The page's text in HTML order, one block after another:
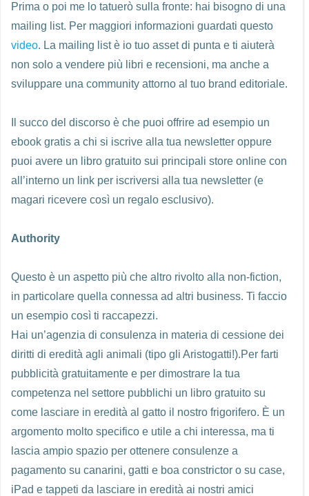
Prima o poi me lo tatuerò sulla fronte: hai bisogno di una
mailing list. Per maggiori informazioni guardati questo
video. La mailing list è io tuo asset di punta e ti aiuterà
non solo a vendere più libri e recensioni, ma anche a
sviluppare una community attorno al tuo brand editoriale.
Il succo del discorso è che puoi offrire ad esempio un
ebook gratis a chi si iscrive alla tua newsletter oppure
puoi avere un libro gratuito sui principali store online con
all’interno un link per iscriversi alla tua newsletter (e
magari ricevere così un regalo esclusivo).
Authority
Questo è un aspetto più che altro rivolto alla non-fiction,
in particolare quella connessa ad altri business. Ti faccio
un esempio così ti raccapezzi.
Hai un’agenzia di consulenza in materia di cessione dei
diritti di eredità agli animali (tipo gli Aristogatti!).Per farti
pubblicità gratuitamente e per dimostrare la tua
competenza nel settore pubblichi un libro gratuito su
come lasciare in eredità al gatto il nostro frigorifero. È un
argomento molto specifico e utile a chi interessa, ma ti
lascia ampio spazio per ottenere consulenze a
pagamento su canarini, gatti e boa constrictor o su case,
iPad e tappeti da lasciare in eredità ai nostri amici